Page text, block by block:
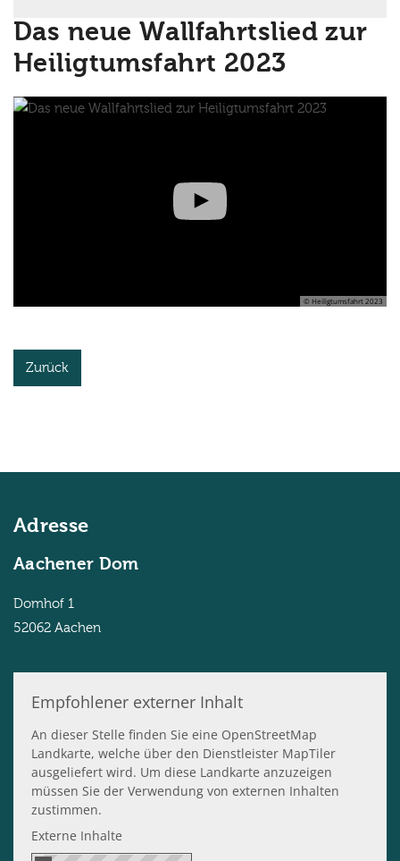
Das neue Wallfahrtslied zur
Heiligtumsfahrt 2023
© Heiligtumsfahrt 2023
Zurück
Adresse
Aachener Dom
Domhof 1
52062 Aachen
Empfohlener externer Inhalt
An dieser Stelle finden Sie eine OpenStreetMap
Landkarte, welche über den Dienstleister MapTiler
ausgeliefert wird. Um diese Landkarte anzuzeigen
müssen Sie der Verwendung von externen Inhalten
zustimmen.
Externe Inhalte